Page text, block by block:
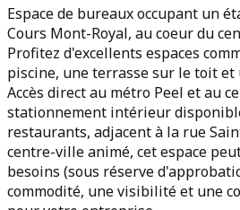
Espace de bureaux occupant un
Cours Mont-Royal, au coeur du
Profitez d'excellents espaces
piscine, une terrasse sur le toit et
Accès direct au métro Peel et au
stationnement intérieur
restaurants, adjacent à la rue
centre-ville animé, cet espace
besoins (sous réserve
commodité, une visibilité et une